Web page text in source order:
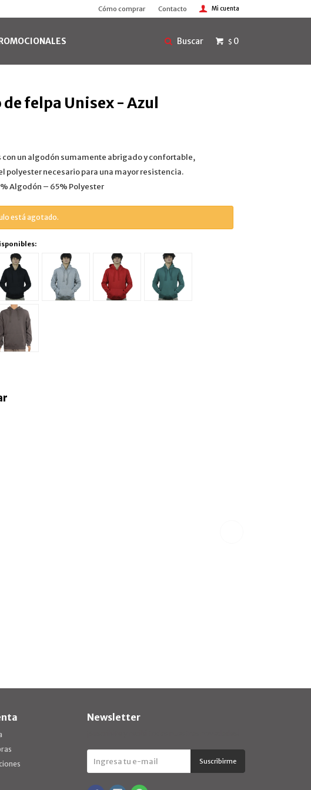
$ 0
Cómo comprar Contacto
felpa Unisex - Azul
un algodón sumamente abrigado y confortable,
polyester necesario para una mayor resistencia.
Algodón – 65% Polyester
está agotado.
Newsletter
Suscribirme